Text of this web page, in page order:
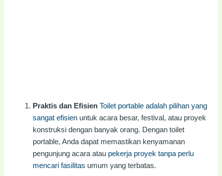
Praktis dan Efisien Toilet portable adalah pilihan yang
sangat efisien untuk acara besar, festival, atau proyek
konstruksi dengan banyak orang. Dengan toilet
portable, Anda dapat memastikan kenyamanan
pengunjung acara atau pekerja proyek tanpa perlu
mencari fasilitas umum yang terbatas.